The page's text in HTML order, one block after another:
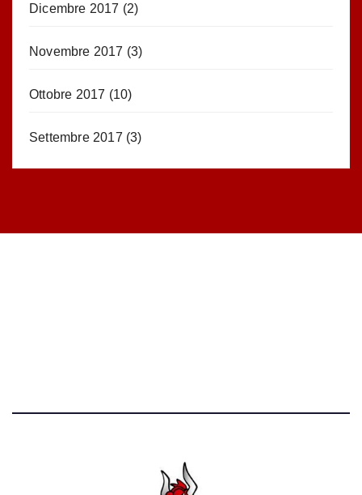
Dicembre 2017 (2)
Novembre 2017 (3)
Ottobre 2017 (10)
Settembre 2017 (3)